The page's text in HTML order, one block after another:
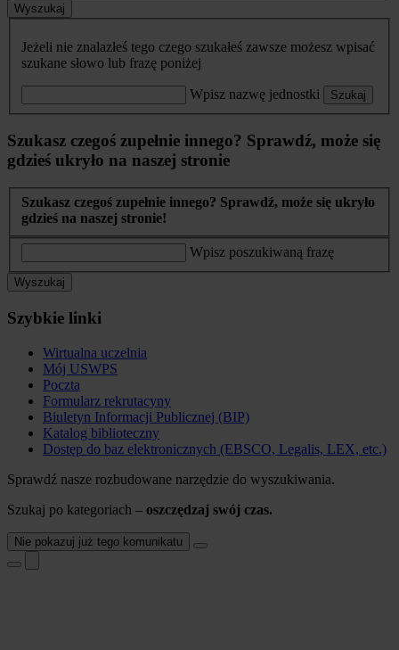
Wyszukaj
Jeżeli nie znalazłeś tego czego szukałeś zawsze możesz wpisać
szukane słowo lub frazę poniżej
Wpisz nazwę jednostki Szukaj
Szukasz czegoś zupełnie innego? Sprawdź, może się
gdzieś ukryło na naszej stronie
Szukasz czegoś zupełnie innego? Sprawdź, może się ukryło
gdzieś na naszej stronie!
Wpisz poszukiwaną frazę
Wyszukaj
Szybkie linki
Wirtualna uczelnia
Mój USWPS
Poczta
Formularz rekrutacyny
Biuletyn Informacji Publicznej (BIP)
Katalog biblioteczny
Dostęp do baz elektronicznych (EBSCO, Legalis, LEX, etc.)
Sprawdź nasze rozbudowane narzędzie do wyszukiwania.
Szukaj po kategoriach – oszczędzaj swój czas.
Nie pokazuj już tego komunikatu